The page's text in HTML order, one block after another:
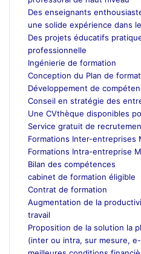
Des enseignants
une solide expérience dans
Des projets éducatifs
professionnelle
Ingénierie de formation
Conception du Plan de
Développement de
Conseil en stratégie des
Une CVthèque disponibles
Service gratuit de
Formations Inter-entreprises
Formations Intra-entreprise
Bilan des compétences
cabinet de formation éligible
Contrat de formation
Augmentation de la
travail
Proposition de la solution la
(inter ou intra, sur mesure,